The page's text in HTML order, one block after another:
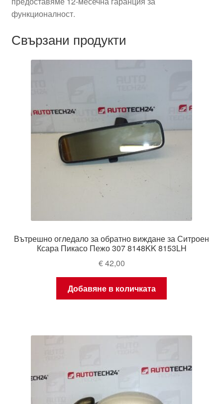
функционалност.
Свързани продукти
Вътрешно огледало за обратно виждане за Ситроен
Ксара Пикасо Пежо 307 8148KK 8153LH
€42,00
Добавяне в количката